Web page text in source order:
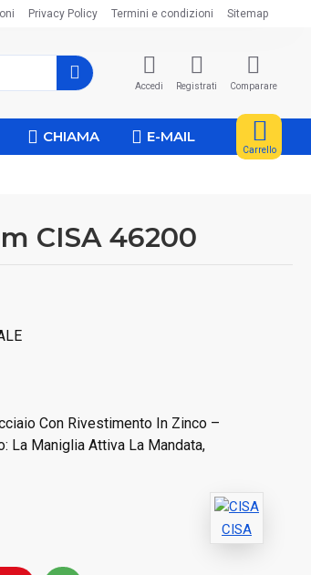
Privacy Policy Termini e condizioni Sitemap
Accedi Registrati Comparare
CHIAMA E-MAIL
Carrello
CISA 46200
Con Rivestimento In Zinco –
La Maniglia Attiva La Mandata,
CISA